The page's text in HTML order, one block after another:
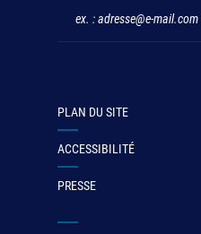
PLAN DU SITE
ACCESSIBILITÉ
PRESSE